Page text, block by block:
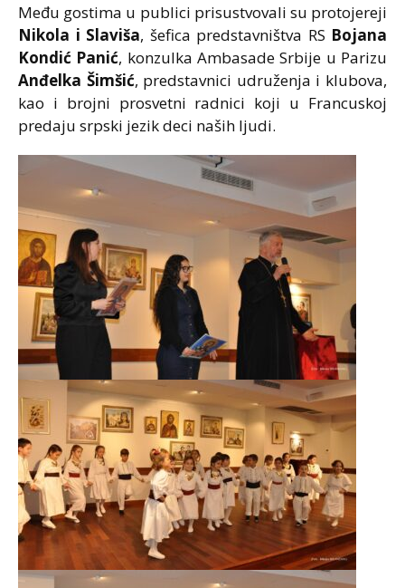
Među gostima u publici prisustvovali su protojereji
Nikola i Slaviša, šefica predstavništva RS Bojana
Kondić Panić, konzulka Ambasade Srbije u Parizu
Anđelka Šimšić, predstavnici udruženja i klubova,
kao i brojni prosvetni radnici koji u Francuskoj
predaju srpski jezik deci naših ljudi.